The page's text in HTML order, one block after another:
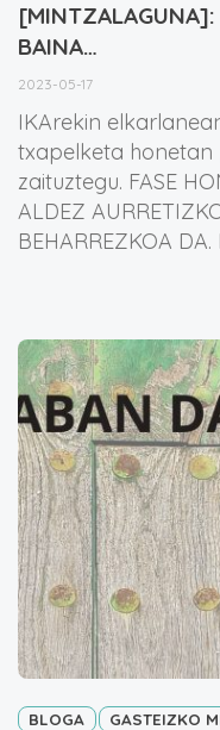
BAINA…
2023-05-17
IKArekin
txapelketa
zaituztegu. FASE
ALDEZ
BEHARREZKOA
BLOGA GASTEIZKO